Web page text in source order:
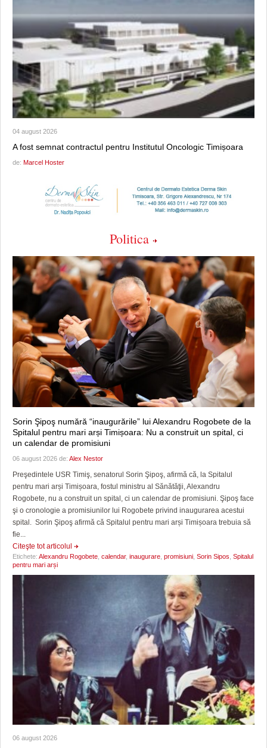
04 august 2026
A fost semnat contractul pentru Institutul Oncologic Timișoara
de: Marcel Hoster
Politica
Sorin Şipoş numără “inaugurările” lui Alexandru Rogobete de la
Spitalul pentru mari arși Timișoara: Nu a construit un spital, ci
un calendar de promisiuni
06 august 2026 de: Alex Nestor
Preşedintele USR Timiş, senatorul Sorin Şipoş, afirmă că, la Spitalul
pentru mari arși Timișoara, fostul ministru al Sănătăţii, Alexandru
Rogobete, nu a construit un spital, ci un calendar de promisiuni. Şipoş face
şi o cronologie a promisiunilor lui Rogobete privind inaugurarea acestui
spital. Sorin Şipoş afirmă că Spitalul pentru mari arși Timișoara trebuia să
fie...
Citeşte tot articolul
Etichete: Alexandru Rogobete calendar, inaugurare promisiuni Sorin Sipos Spitalul
pentru mari arși
06 august 2026